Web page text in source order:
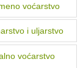
voćarstvo
i uljarstvo
voćarstvo